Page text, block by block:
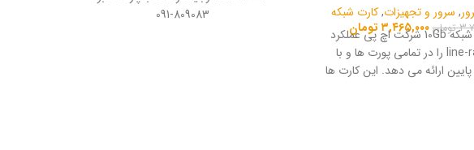
, سرور و تجهیزات,کارت شبکه
تومان ۳,۴۶۵,۰۰۰ تومان
کارت های شبکه 10Gb شرکت اچ پی عملکرد
کامل line-rate را در تمامی پورت ها و با
ارائه می دهد. این کارت ها
809083-091